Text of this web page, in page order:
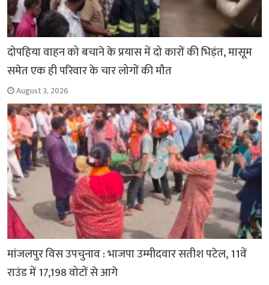
दोपहिया वाहन को बचाने के प्रयास में दो कारों की भिड़ंत, मासूम
समेत एक ही परिवार के चार लोगों की मौत
August 3, 2026
मांजलपुर विस उपचुनाव : भाजपा उम्मीदवार सतीश पटेल, 11वें
राउंड में 17,198 वोटों से आगे